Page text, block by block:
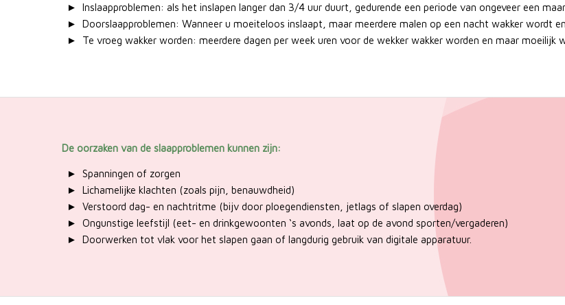
Inslaapproblemen: als het inslapen langer dan 3/4 uur duurt, gedurende een periode van ongeveer een
Doorslaapproblemen: Wanneer u moeiteloos inslaapt, maar meerdere malen op een nacht wakker wordt
Te vroeg wakker worden: meerdere dagen per week uren voor de wekker wakker worden en maar moeilijk
De oorzaken van de slaapproblemen kunnen zijn:
Spanningen of zorgen
Lichamelijke klachten (zoals pijn, benauwdheid)
Verstoord dag- en nachtritme (bijv door ploegendiensten, jetlags of slapen overdag)
Ongunstige leefstijl (eet- en drinkgewoonten ‘s avonds, laat op de avond sporten/vergaderen)
Doorwerken tot vlak voor het slapen gaan of langdurig gebruik van digitale apparatuur.